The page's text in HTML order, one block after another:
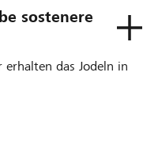
sostenere
das Jodeln in